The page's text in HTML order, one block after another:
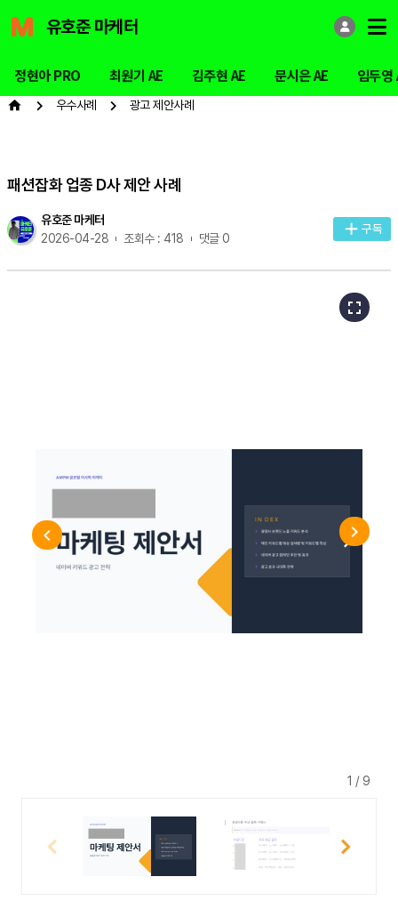
유호준 마케터
정현아 PRO 최원기 AE 김주현 AE 문시은 AE 임두영
우수사례 광고 제안사례
패션잡화 업종 D사 제안 사례
유호준 마케터
2026-04-28
조회수 : 418 댓글 0
구독
1 / 9